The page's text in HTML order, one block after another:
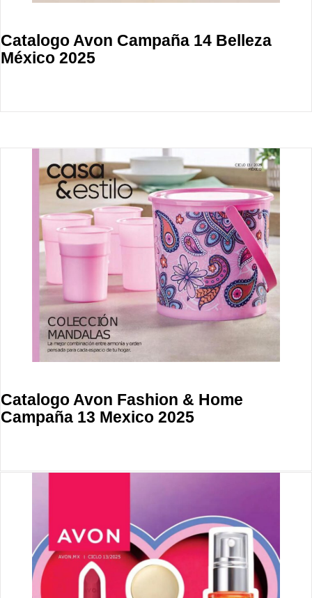
Catalogo Avon Campaña 14 Belleza
México 2025
Catalogo Avon Fashion & Home
Campaña 13 Mexico 2025